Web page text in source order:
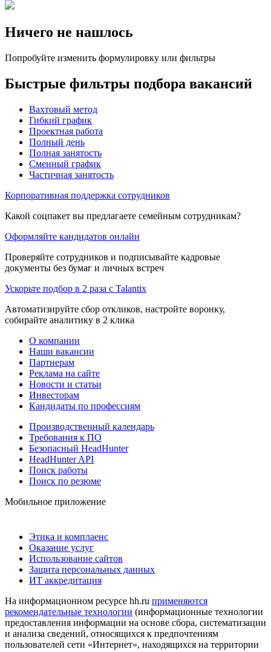
Ничего не нашлось
Попробуйте изменить формулировку или фильтры
Быстрые фильтры подбора вакансий
Вахтовый метод
Гибкий график
Проектная работа
Полный день
Полная занятость
Сменный график
Частичная занятость
Корпоративная поддержка сотрудников
Какой соцпакет вы предлагаете семейным сотрудникам?
Оформляйте кандидатов онлайн
Проверяйте сотрудников и подписывайте кадровые
документы без бумаг и личных встреч
Ускорьте подбор в 2 раза с Talantix
Автоматизируйте сбор откликов, настройте воронку,
собирайте аналитику в 2 клика
О компании
Наши вакансии
Партнерам
Реклама на сайте
Новости и статьи
Инвесторам
Кандидаты по профессиям
Производственный календарь
Требования к ПО
Безопасный HeadHunter
HeadHunter API
Поиск работы
Поиск по резюме
Мобильное приложение
Этика и комплаенс
Оказание услуг
Использование сайтов
Защита персональных данных
ИТ аккредитация
На информационном ресурсе hh.ru применяются
рекомендательные технологии (информационные технологии
предоставления информации на основе сбора, систематизации
и анализа сведений, относящихся к предпочтениям
пользователей сети «Интернет», находящихся на территории